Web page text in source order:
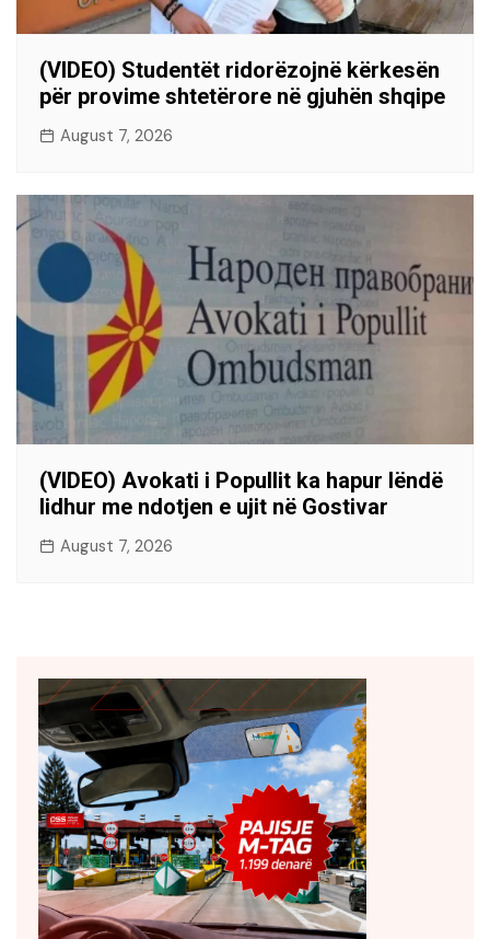
(VIDEO) Studentët ridorëzojnë kërkesën
për provime shtetërore në gjuhën shqipe
August 7, 2026
(VIDEO) Avokati i Popullit ka hapur lëndë
lidhur me ndotjen e ujit në Gostivar
August 7, 2026